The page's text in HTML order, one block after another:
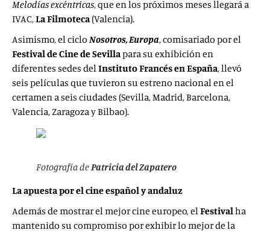
Melodíasexcéntricas, que en los próximos meses llegará a
IVAC,La Filmoteca (Valencia).
Asimismo, el cicloNosotros, Europa, comisariado por el
Festival de Cine de Sevillapara su exhibición en
diferentes sedes delInstituto Francés en España, llevó
seis películas que tuvieron su estreno nacional en el
certamen a seis ciudades (Sevilla, Madrid, Barcelona,
Valencia, Zaragoza y Bilbao).
Fotografía dePatricia del Zapatero
La apuesta por el cine español y andaluz
Además de mostrar el mejor cine europeo, elFestivalha
mantenido su compromiso por exhibir lo mejor de la